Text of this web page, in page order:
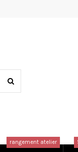
rangement atelier